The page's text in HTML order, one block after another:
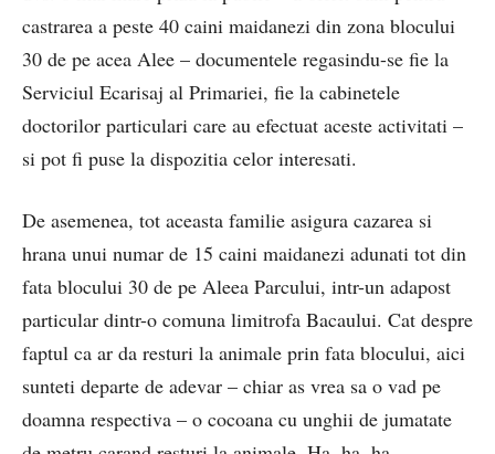
castrarea a peste 40 caini maidanezi din zona blocului
30 de pe acea Alee – documentele regasindu-se fie la
Serviciul Ecarisaj al Primariei, fie la cabinetele
doctorilor particulari care au efectuat aceste activitati –
si pot fi puse la dispozitia celor interesati.
De asemenea, tot aceasta familie asigura cazarea si
hrana unui numar de 15 caini maidanezi adunati tot din
fata blocului 30 de pe Aleea Parcului, intr-un adapost
particular dintr-o comuna limitrofa Bacaului. Cat despre
faptul ca ar da resturi la animale prin fata blocului, aici
sunteti departe de adevar – chiar as vrea sa o vad pe
doamna respectiva – o cocoana cu unghii de jumatate